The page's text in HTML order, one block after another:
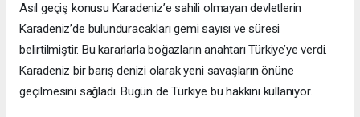
Asıl geçiş konusu Karadeniz’e sahili olmayan devletlerin
Karadeniz’de bulunduracakları gemi sayısı ve süresi
belirtilmiştir. Bu kararlarla boğazların anahtarı Türkiye’ye verdi.
Karadeniz bir barış denizi olarak yeni savaşların önüne
geçilmesini sağladı. Bugün de Türkiye bu hakkını kullanıyor.